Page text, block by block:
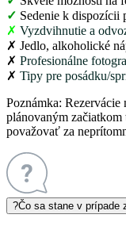
✓ Sedenie k dispozícii
✗ Vyzdvihnutie a
✗ Jedlo, alkoholické
✗ Profesionálne
✗ Tipy pre posádku/
Poznámka: Rezervácie
plánovaným
považovať za
?Čo sa stane v prípade